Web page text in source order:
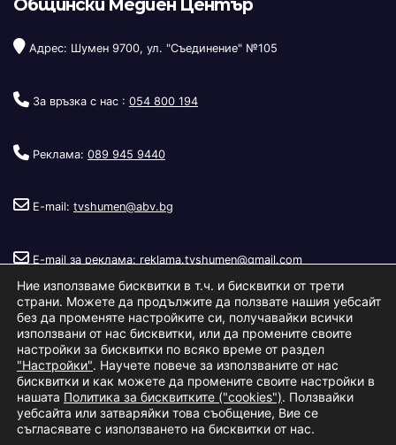
Адрес: Шумен 9700, ул. "Съединение" №105
За връзка с нас : 054 800 194
Реклама: 089 945 9440
E-mail: tvshumen@abv.bg
E-mail за реклама: reklama.tvshumen@gmail.com
Copyright © 2026Телевизия Шумен.|Изработка: S.I.T Solutions
Ltd.
За насРекламаУсловия за ползване
Ние използваме бисквитки в т.ч. и бисквитки от трети
страни. Можете да продължите да ползвате нашия уебсайт
без да променяте настройките си, получавайки всички
използвани от нас бисквитки, или да промените своите
настройки за бисквитки по всяко време от раздел
"Настройки". Научете повече за използваните от нас
бисквитки и как можете да промените своите настройки в
нашата Политика за бисквитките ("cookies"). Ползвайки
уебсайта или затваряйки това съобщение, Вие се
съгласявате с използването на бисквитки от нас.